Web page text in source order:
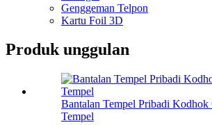
Genggeman Telpon
Kartu Foil 3D
Produk unggulan
Bantalan Tempel Pribadi Kodhok
Tempel